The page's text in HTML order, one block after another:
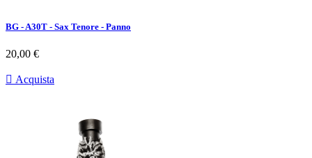
BG - A30T - Sax Tenore - Panno
Prezzo
20,00 €
 Acquista